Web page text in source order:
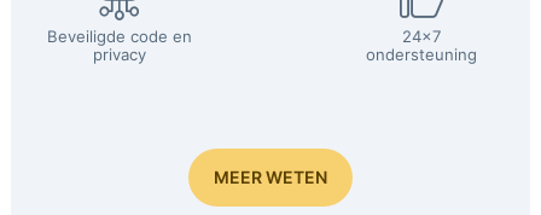
Beveiligde code en
privacy
24x7
ondersteuning
MEER WETEN